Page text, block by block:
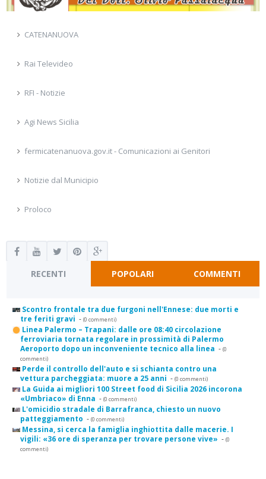
CATENANUOVA
Rai Televideo
RFI - Notizie
Agi News Sicilia
fermicatenanuova.gov.it - Comunicazioni ai Genitori
Notizie dal Municipio
Proloco
RECENTI POPOLARI COMMENTI
Scontro frontale tra due furgoni nell'Ennese: due morti e
tre feriti gravi - (0 commenti)
Linea Palermo – Trapani: dalle ore 08:40 circolazione
ferroviaria tornata regolare in prossimità di Palermo
Aeroporto dopo un inconveniente tecnico alla linea - (0
commenti)
Perde il controllo dell'auto e si schianta contro una
vettura parcheggiata: muore a 25 anni - (0 commenti)
La Guida ai migliori 100 Street food di Sicilia 2026 incorona
«Umbriaco» di Enna - (0 commenti)
L'omicidio stradale di Barrafranca, chiesto un nuovo
patteggiamento - (0 commenti)
Messina, si cerca la famiglia inghiottita dalle macerie. I
vigili: «36 ore di speranza per trovare persone vive» - (0
commenti)